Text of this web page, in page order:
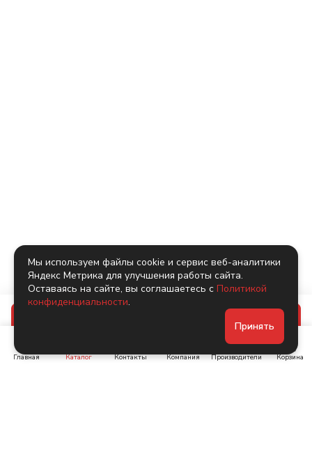
Главная Каталог Контакты Компания Производители Корзина
Мы используем файлы cookie и сервис веб-аналитики
Яндекс Метрика для улучшения работы сайта.
Оставаясь на сайте, вы соглашаетесь с Политикой
конфиденциальности.
Принять